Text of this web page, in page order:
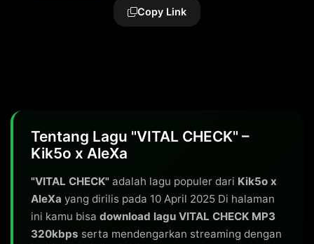
Copy Link
Tentang Lagu "VITAL CHECK" –
Kik5o x AleXa
"VITAL CHECK" adalah lagu populer dari Kik5o x
AleXa yang dirilis pada 10 April 2025 Di halaman
ini kamu bisa download lagu VITAL CHECK MP3
320kbps serta mendengarkan streaming dengan